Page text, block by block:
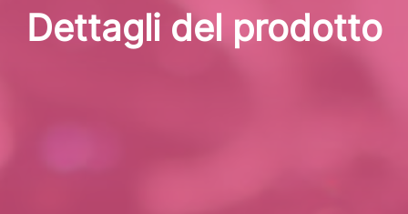
Dettagli del prodotto